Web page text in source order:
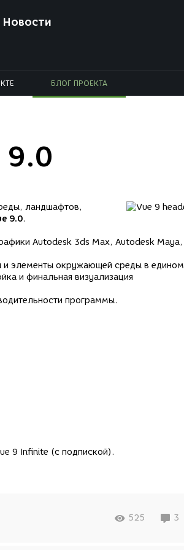
Новости
БЛОГ ПРОЕКТА
9.0
ландшафтов,
9.0.
Autodesk 3ds Max, Autodesk Maya,
и элементы окружающей среды в едином
и финальная визуализация
программы.
9 Infinite (с подпиской).
525 3